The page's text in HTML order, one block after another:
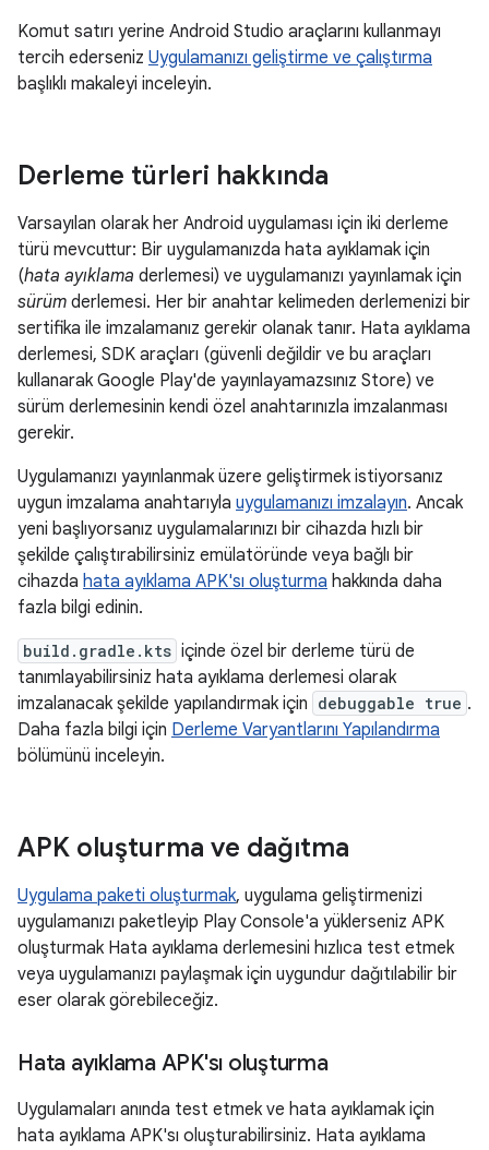
Komut satırı yerine Android Studio araçlarını kullanmayı
tercih ederseniz Uygulamanızı geliştirme ve çalıştırma
başlıklı makaleyi inceleyin.
Derleme türleri hakkında
Varsayılan olarak her Android uygulaması için iki derleme
türü mevcuttur: Bir uygulamanızda hata ayıklamak için
(hata ayıklama derlemesi) ve uygulamanızı yayınlamak için
sürüm derlemesi. Her bir anahtar kelimeden derlemenizi bir
sertifika ile imzalamanız gerekir olanak tanır. Hata ayıklama
derlemesi, SDK araçları (güvenli değildir ve bu araçları
kullanarak Google Play'de yayınlayamazsınız Store) ve
sürüm derlemesinin kendi özel anahtarınızla imzalanması
gerekir.
Uygulamanızı yayınlanmak üzere geliştirmek istiyorsanız
uygun imzalama anahtarıyla uygulamanızı imzalayın. Ancak
yeni başlıyorsanız uygulamalarınızı bir cihazda hızlı bir
şekilde çalıştırabilirsiniz emülatöründe veya bağlı bir
cihazda hata ayıklama APK'sı oluşturma hakkında daha
fazla bilgi edinin.
build.gradle.kts içinde özel bir derleme türü de
tanımlayabilirsiniz hata ayıklama derlemesi olarak
imzalanacak şekilde yapılandırmak için debuggable true .
Daha fazla bilgi için Derleme Varyantlarını Yapılandırma
bölümünü inceleyin.
APK oluşturma ve dağıtma
Uygulama paketi oluşturmak, uygulama geliştirmenizi
uygulamanızı paketleyip Play Console'a yüklerseniz APK
oluşturmak Hata ayıklama derlemesini hızlıca test etmek
veya uygulamanızı paylaşmak için uygundur dağıtılabilir bir
eser olarak görebileceğiz.
Hata ayıklama APK'sı oluşturma
Uygulamaları anında test etmek ve hata ayıklamak için
hata ayıklama APK'sı oluşturabilirsiniz. Hata ayıklama